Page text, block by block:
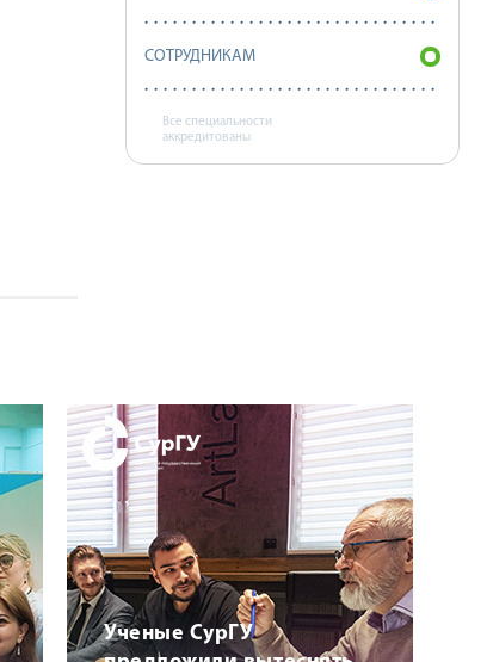
СОТРУДНИКАМ
Все специальности
аккредитованы
Ученые СурГУ